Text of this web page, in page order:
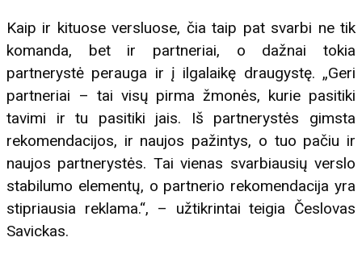
Kaip ir kituose versluose, čia taip pat svarbi ne tik
komanda, bet ir partneriai, o dažnai tokia
partnerystė perauga ir į ilgalaikę draugystę. „Geri
partneriai – tai visų pirma žmonės, kurie pasitiki
tavimi ir tu pasitiki jais. Iš partnerystės gimsta
rekomendacijos, ir naujos pažintys, o tuo pačiu ir
naujos partnerystės. Tai vienas svarbiausių verslo
stabilumo elementų, o partnerio rekomendacija yra
stipriausia reklama.“, – užtikrintai teigia Česlovas
Savickas.